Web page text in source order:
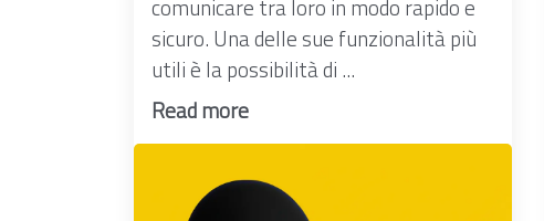
comunicare tra loro in modo rapido e
sicuro. Una delle sue funzionalità più
utili è la possibilità di ...
Read more